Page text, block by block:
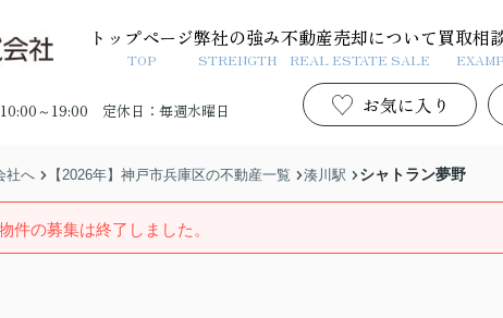
トップページ
TOP
弊社の強み
STRENGTH
不動産売却について
REAL ESTATE SALE
買取相
～19:00 定休日：毎週水曜日 お気に入り
社へ 【2026年】神戸市兵庫区の不動産一覧 湊川駅 シャトラン夢野
件の募集は終了しました。